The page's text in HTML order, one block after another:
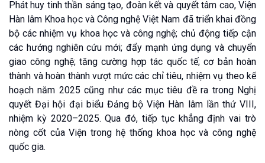
Phát huy tinh thần sáng tạo, đoàn kết và quyết tâm cao, Viện
Hàn lâm Khoa học và Công nghệ Việt Nam đã triển khai đồng
bộ các nhiệm vụ khoa học và công nghệ; chủ động tiếp cận
các hướng nghiên cứu mới; đẩy mạnh ứng dụng và chuyển
giao công nghệ; tăng cường hợp tác quốc tế; cơ bản hoàn
thành và hoàn thành vượt mức các chỉ tiêu, nhiệm vụ theo kế
hoạch năm 2025 cũng như các mục tiêu đề ra trong Nghị
quyết Đại hội đại biểu Đảng bộ Viện Hàn lâm lần thứ VIII,
nhiệm kỳ 2020–2025. Qua đó, tiếp tục khẳng định vai trò
nòng cốt của Viện trong hệ thống khoa học và công nghệ
quốc gia.